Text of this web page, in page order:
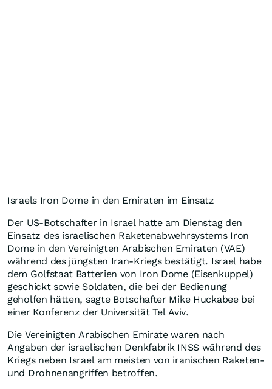
Israels Iron Dome in den Emiraten im Einsatz
Der US-Botschafter in Israel hatte am Dienstag den
Einsatz des israelischen Raketenabwehrsystems Iron
Dome in den Vereinigten Arabischen Emiraten (VAE)
während des jüngsten Iran-Kriegs bestätigt. Israel habe
dem Golfstaat Batterien von Iron Dome (Eisenkuppel)
geschickt sowie Soldaten, die bei der Bedienung
geholfen hätten, sagte Botschafter Mike Huckabee bei
einer Konferenz der Universität Tel Aviv.
Die Vereinigten Arabischen Emirate waren nach
Angaben der israelischen Denkfabrik INSS während des
Kriegs neben Israel am meisten von iranischen Raketen-
und Drohnenangriffen betroffen.